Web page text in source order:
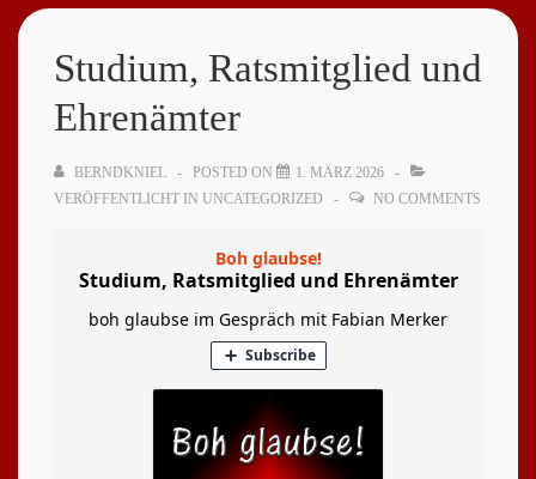
Studium, Ratsmitglied und
Ehrenämter
BERNDKNIEL POSTED ON
1. MÄRZ 2026
VERÖFFENTLICHT IN UNCATEGORIZED NO COMMENTS